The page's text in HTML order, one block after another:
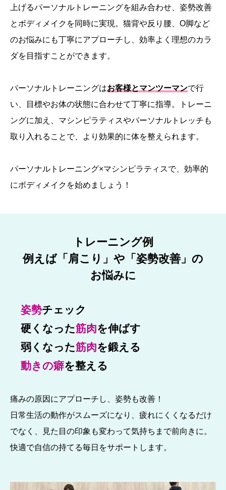
上げるパーソナルトレーニングを組み合わせ、姿勢改善
とボディメイクを同時に実現。猫背や反り腰、O脚など
のお悩みにも丁寧にアプローチし、効率よく理想のカラ
ダを目指すことができます。
パーソナルトレーニングはお客様とマンツーマンで行
い、目標やお体の状態に合わせて丁寧に指導。トレーニ
ングに加え、マシンピラティスやパーソナルトレッチも
取り入れることで、より効果的に体を整えられます。
パーソナルトレーニング×マシンピラティスで、効率的
にボディメイクを始めましょう！
トレーニング例
例えば「肩こり」や「姿勢改善」の
お悩みに
姿勢チェック
硬くなった筋肉を伸ばす
弱くなった筋肉を鍛える
動きの癖を整える
痛みの原因にアプローチし、姿勢も改善！
日常生活の動作がスムーズになり、疲れにくくなるだけ
でなく、見た目の印象も変わって気持ちまで前向きに。
快適で自信の持てる毎日をサポートします。